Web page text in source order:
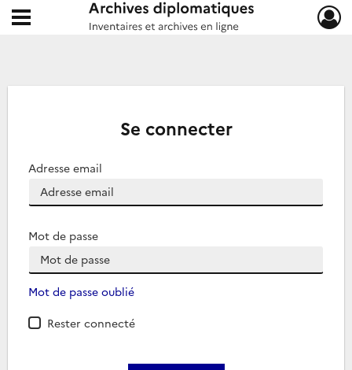
Archives diplomatiques
Ouvrir le menu déroulant
Se connecter
Adresse email
Mot de passe
Mot de passe oublié
Rester connecté